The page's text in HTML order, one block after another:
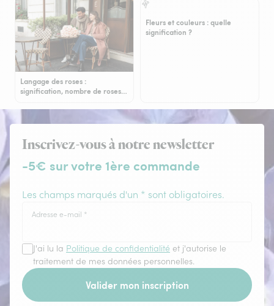
Langage des roses :
signification, nombre de roses…
Fleurs et couleurs : quelle
signification ?
Inscrivez-vous à notre newsletter
-5€ sur votre 1ère commande
Les champs marqués d'un * sont obligatoires.
Adresse e-mail *
J'ai lu la Politique de confidentialité et j'autorise le
traitement de mes données personnelles.
Valider mon inscription